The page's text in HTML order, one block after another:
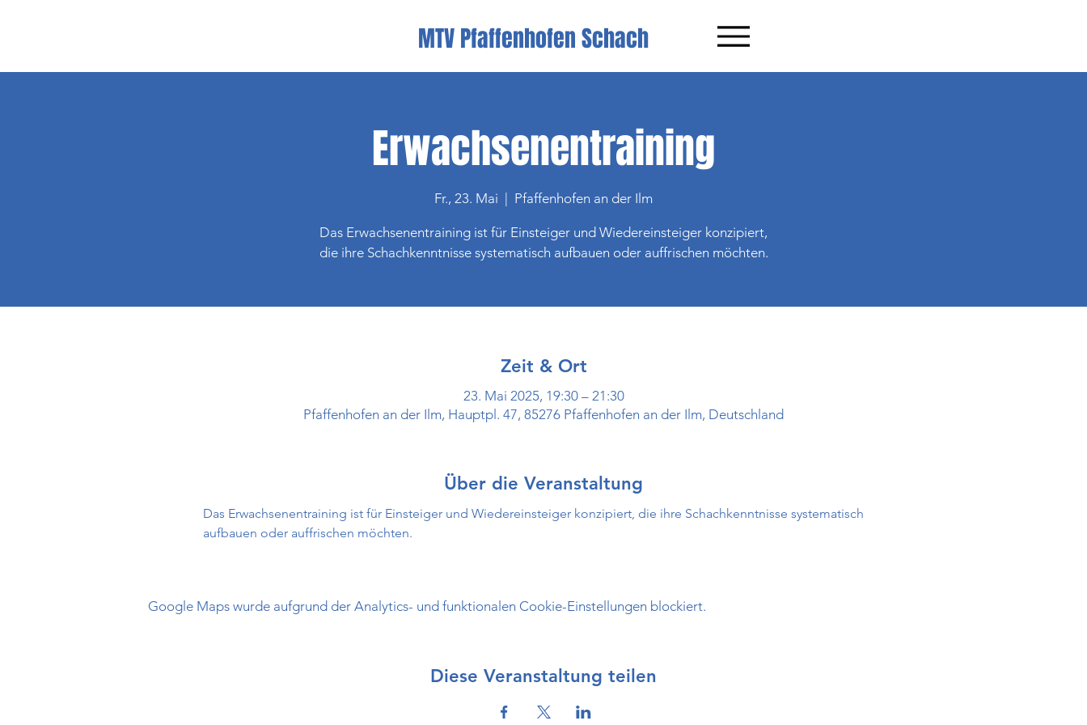
MTV Pfaffenhofen Schach
Erwachsenentraining
Fr., 23. Mai Pfaffenhofen an der Ilm
Das Erwachsenentraining ist für Einsteiger und Wiedereinsteiger konzipiert,
die ihre Schachkenntnisse systematisch aufbauen oder auffrischen möchten.
Zeit & Ort
23. Mai 2025, 19:30 – 21:30
Pfaffenhofen an der Ilm, Hauptpl. 47, 85276 Pfaffenhofen an der Ilm, Deutschland
Über die Veranstaltung
Das Erwachsenentraining ist für Einsteiger und Wiedereinsteiger konzipiert, die ihre Schachkenntnisse systematisch
aufbauen oder auffrischen möchten.
Google Maps wurde aufgrund der Analytics- und funktionalen Cookie-Einstellungen blockiert.
Diese Veranstaltung teilen